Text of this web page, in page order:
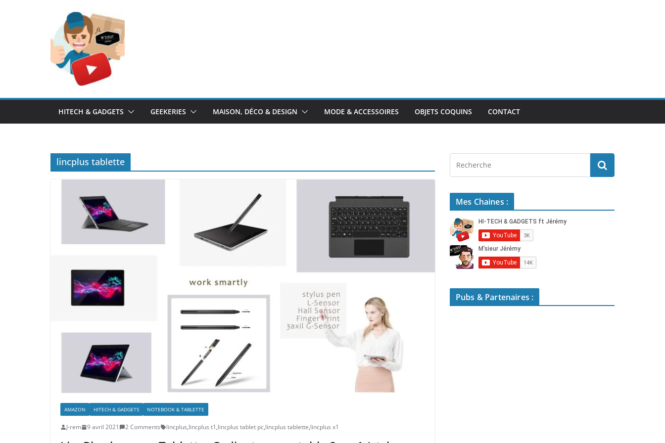
HITECH & GADGETS GEEKERIES MAISON, DÉCO & DESIGN MODE & ACCESSOIRES OBJETS COQUINS CONTACT
lincplus tablette
AMAZON HITECH & GADGETS NOTEBOOK & TABLETTE
J-rem 9 avril 2021 2 Comments lincplus,lincplus t1,lincplus tablet pc,lincplus tablette,lincplus x1
Mes Chaines :
Pubs & Partenaires :